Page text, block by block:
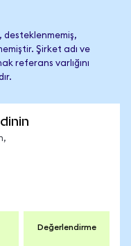
desteklenmemiş,
Şirket adı ve
referans varlığını
Değerlendirme